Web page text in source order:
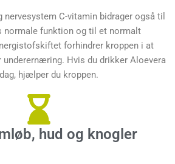
C-vitamin bidrager også til
normale funktion og til et normalt
forhindrer kroppen i at
Hvis du drikker Aloevera
hjælper du kroppen.
hud og knogler